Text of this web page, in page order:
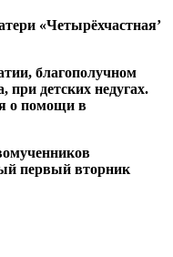
«Четырёхчастная’
благополучном
детских недугах.
о помощи в
первый вторник